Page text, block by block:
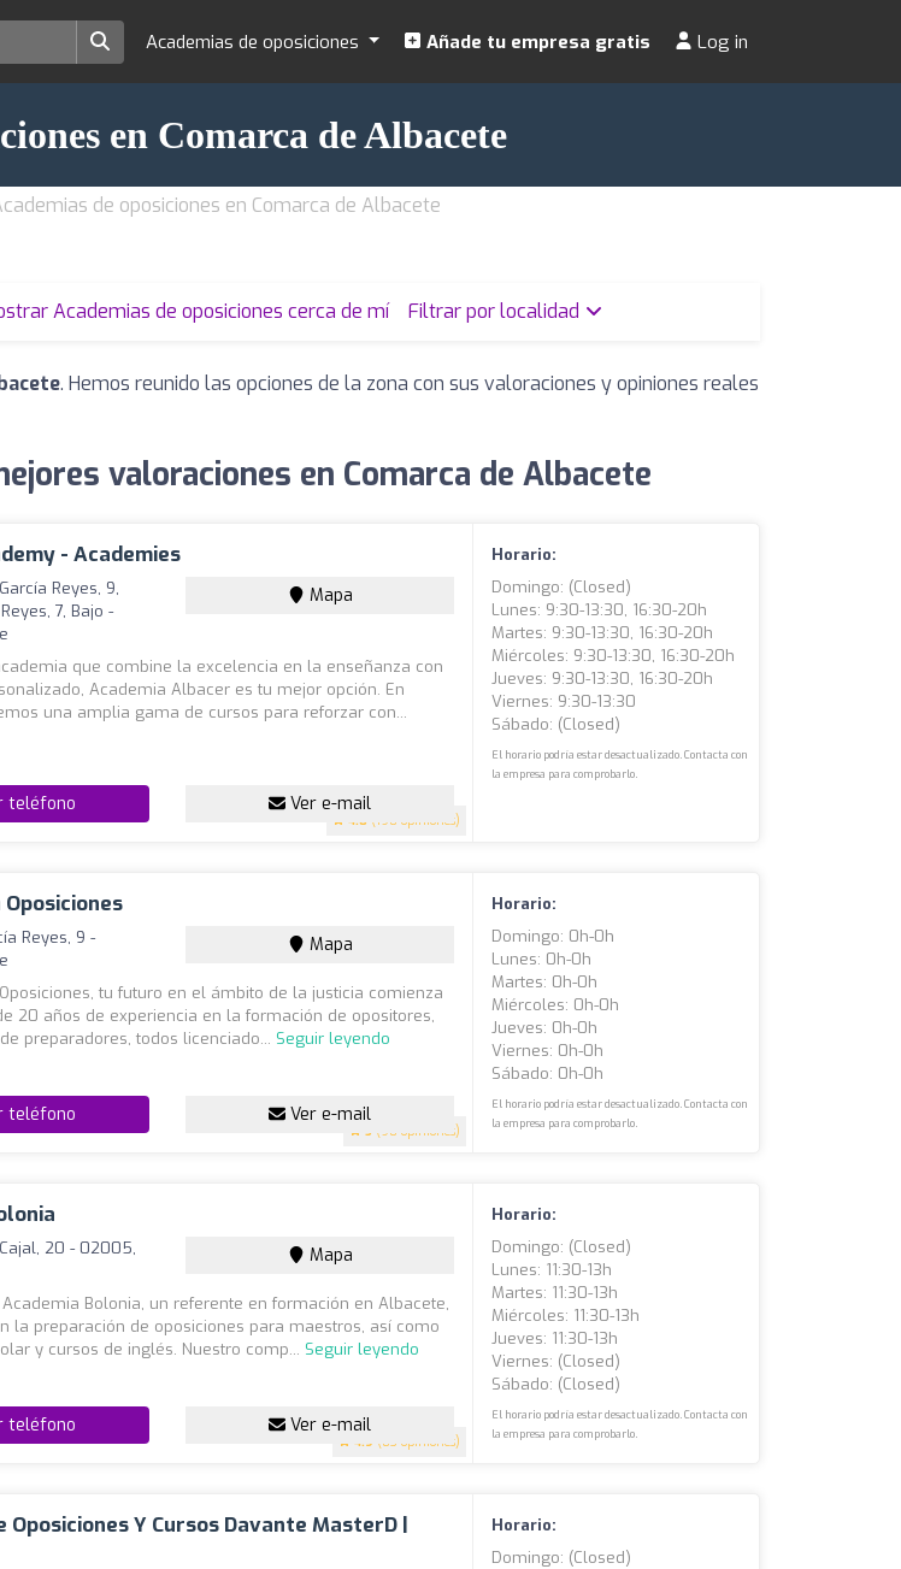
Academias de oposiciones Añade tu empresa gratis Log in
en Comarca de Albacete
de oposiciones en Comarca de Albacete
Academias de oposiciones cerca de mí Filtrar por localidad
. Hemos reunido las opciones de la zona con sus valoraciones y opiniones reales
valoraciones en Comarca de Albacete
- Academies
4.8 (198 opiniones)
Reyes, 9,
7, Bajo -
Mapa
que combine la excelencia en la enseñanza con
Academia Albacer es tu mejor opción. En
una amplia gama de cursos para reforzar con...
teléfono Ver e-mail
Horario:
Domingo: (closed)
Lunes: 9:30-13:30, 16:30-20h
Martes: 9:30-13:30, 16:30-20h
Miércoles: 9:30-13:30, 16:30-20h
Jueves: 9:30-13:30, 16:30-20h
Viernes: 9:30-13:30
Sábado: (closed)
El horario podría estar desactualizado. Contacta con
la empresa para comprobarlo.
5 (98 opiniones)
Reyes, 9 -
Mapa
tu futuro en el ámbito de la justicia comienza
20 años de experiencia en la formación de opositores,
preparadores, todos licenciado... Seguir leyendo
teléfono Ver e-mail
Horario:
Domingo: 0h-0h
Lunes: 0h-0h
Martes: 0h-0h
Miércoles: 0h-0h
Jueves: 0h-0h
Viernes: 0h-0h
Sábado: 0h-0h
El horario podría estar desactualizado. Contacta con
la empresa para comprobarlo.
4.9 (83 opiniones)
20 - 02005,
Mapa
Bolonia, un referente en formación en Albacete,
la preparación de oposiciones para maestros, así como
y cursos de inglés. Nuestro comp... Seguir leyendo
teléfono Ver e-mail
Horario:
Domingo: (closed)
Lunes: 11:30-13h
Martes: 11:30-13h
Miércoles: 11:30-13h
Jueves: 11:30-13h
Viernes: (closed)
Sábado: (closed)
El horario podría estar desactualizado. Contacta con
la empresa para comprobarlo.
Oposiciones Y Cursos Davante MasterD |
Horario:
Domingo: (closed)